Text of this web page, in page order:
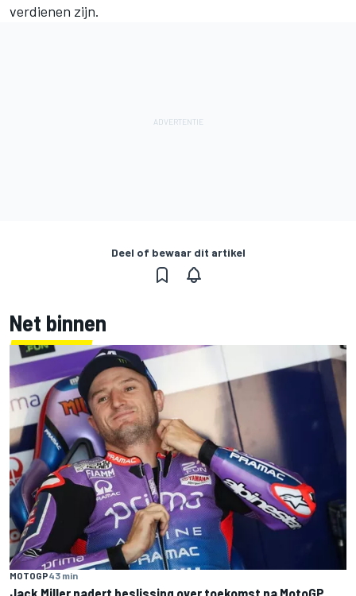
verdienen zijn.
Deel of bewaar dit artikel
Net binnen
MOTOGP43 min
Jack Miller nadert beslissing over toekomst na MotoGP